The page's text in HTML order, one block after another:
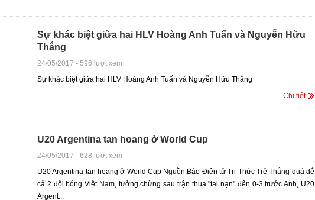
Sự khác biệt giữa hai HLV Hoàng Anh Tuấn và Nguyễn Hữu
Thắng
24/05/2017 - 596 lượt xem
Sự khác biệt giữa hai HLV Hoàng Anh Tuấn và Nguyễn Hữu Thắng
Chi tiết
U20 Argentina tan hoang ở World Cup
24/05/2017 - 628 lượt xem
U20 Argentina tan hoang ở World Cup Nguồn:Báo Điện tử Tri Thức Trẻ Thắng quá dễ
cả 2 đội bóng Việt Nam, tưởng chừng sau trận thua "tai nạn" đến 0-3 trước Anh, U20
Argent...